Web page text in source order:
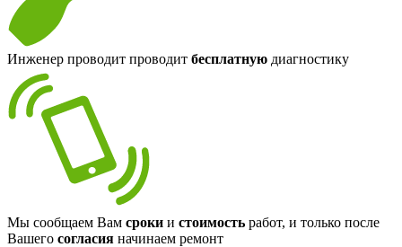
Инженер проводит проводит бесплатную диагностику
Мы сообщаем Вам сроки и стоимость работ, и только после
Вашего согласия начинаем ремонт